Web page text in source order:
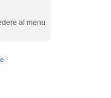
al menu